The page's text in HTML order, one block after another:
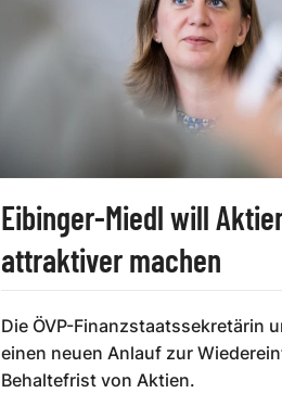
Eibinger-Miedl will
attraktiver machen
Die ÖVP-Finanzstaatssekretärin
einen neuen Anlauf zur Wiedereinführung der
Behaltefrist von Aktien.